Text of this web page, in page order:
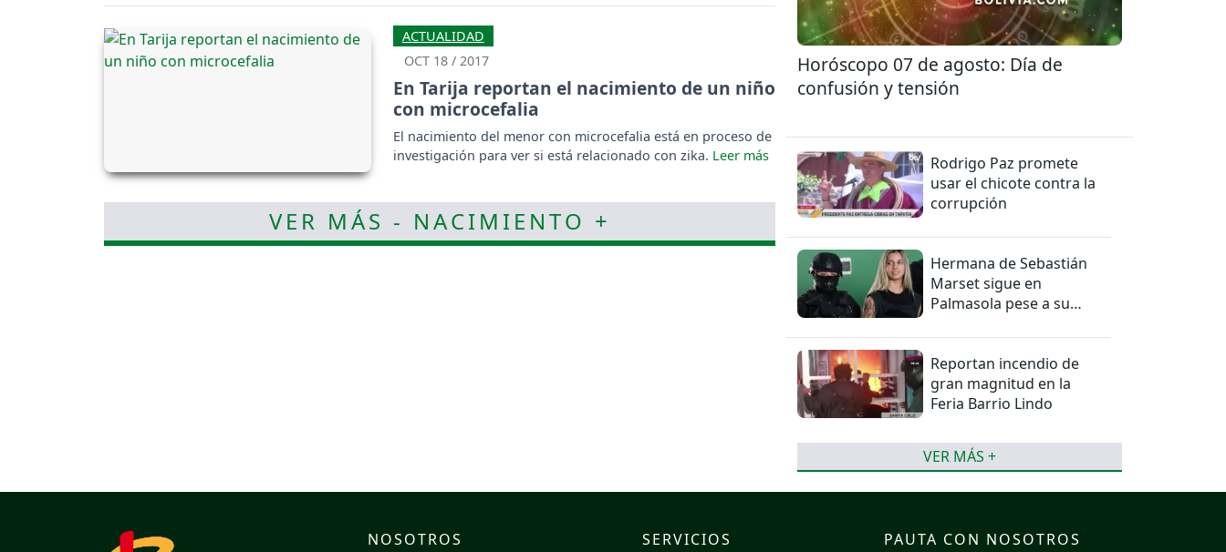
ACTUALIDAD
OCT 18 / 2017
En Tarija reportan el nacimiento de un niño
con microcefalia
El nacimiento del menor con microcefalia está en proceso de
investigación para ver si está relacionado con zika.
VER MÁS - NACIMIENTO +
Horóscopo 07 de agosto: Día de
confusión y tensión
Rodrigo Paz promete
usar el chicote contra la
corrupción
Hermana de Sebastián
Marset sigue en
Palmasola pese a su
Reportan incendio de
gran magnitud en la
Feria Barrio Lindo
VER MÁS +
NOSOTROS SERVICIOS PAUTA CON NOSOTROS